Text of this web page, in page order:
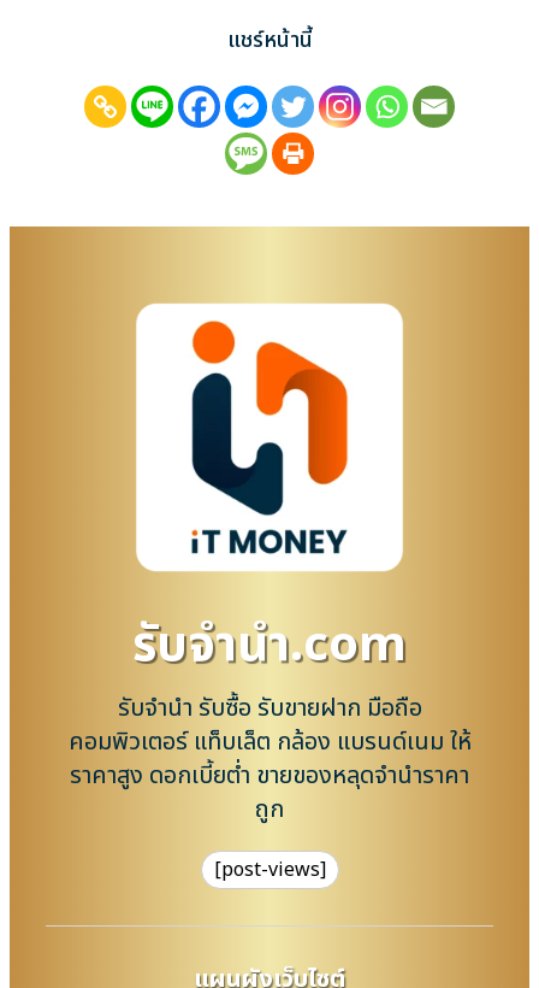
แชร์หน้านี้
รับจํานํา.com
รับจำนำ รับซื้อ รับขายฝาก มือถือ
คอมพิวเตอร์ แท็บเล็ต กล้อง แบรนด์เนม ให้
ราคาสูง ดอกเบี้ยต่ำ ขายของหลุดจำนำราคา
ถูก
[post-views]
แผนผังเว็บไซต์